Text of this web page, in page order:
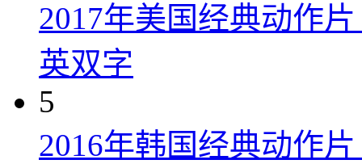
2017年美国经典动作
英双字
5
2016年韩国经典动作